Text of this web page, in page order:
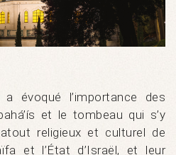
évoqué l’importance des
et le tombeau qui s’y
religieux et culturel de
et l’État d’Israël, et leur